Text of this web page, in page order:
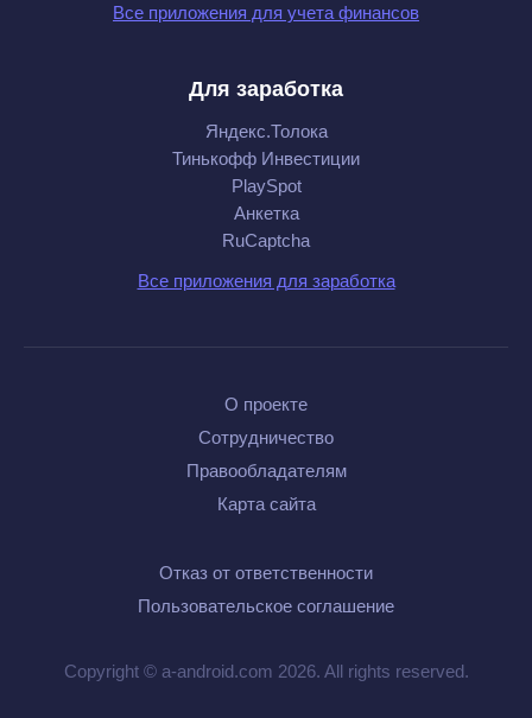
Все приложения для учета финансов
Для заработка
Яндекс.Толока
Тинькофф Инвестиции
PlaySpot
Анкетка
RuCaptcha
Все приложения для заработка
О проекте
Сотрудничество
Правообладателям
Карта сайта
Отказ от ответственности
Пользовательское соглашение
Copyright © a-android.com 2026. All rights reserved.